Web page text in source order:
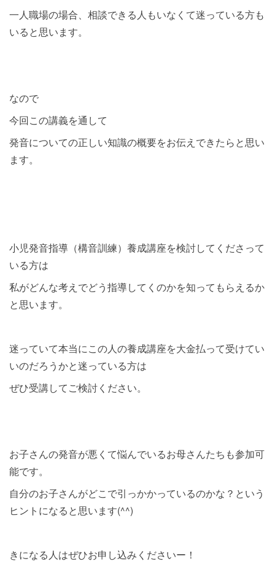
一人職場の場合、相談できる人もいなくて迷っている方も
いると思います。
なので
今回この講義を通して
発音についての正しい知識の概要をお伝えできたらと思い
ます。
小児発音指導（構音訓練）養成講座を検討してくださって
いる方は
私がどんな考えでどう指導してくのかを知ってもらえるか
と思います。
迷っていて本当にこの人の養成講座を大金払って受けてい
いのだろうかと迷っている方は
ぜひ受講してご検討ください。
お子さんの発音が悪くて悩んでいるお母さんたちも参加可
能です。
自分のお子さんがどこで引っかかっているのかな？という
ヒントになると思います(^^)
きになる人はぜひお申し込みくださいー！